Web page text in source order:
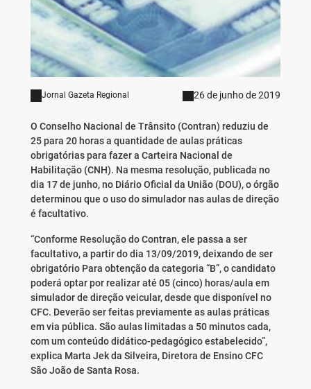
Jornal Gazeta Regional 26 de junho de 2019
O Conselho Nacional de Trânsito (Contran) reduziu de
25 para 20 horas a quantidade de aulas práticas
obrigatórias para fazer a Carteira Nacional de
Habilitação (CNH). Na mesma resolução, publicada no
dia 17 de junho, no Diário Oficial da União (DOU), o órgão
determinou que o uso do simulador nas aulas de direção
é facultativo.
“Conforme Resolução do Contran, ele passa a ser
facultativo, a partir do dia 13/09/2019, deixando de ser
obrigatório Para obtenção da categoria “B”, o candidato
poderá optar por realizar até 05 (cinco) horas/aula em
simulador de direção veicular, desde que disponível no
CFC. Deverão ser feitas previamente as aulas práticas
em via pública. São aulas limitadas a 50 minutos cada,
com um conteúdo didático-pedagógico estabelecido”,
explica Marta Jek da Silveira, Diretora de Ensino CFC
São João de Santa Rosa.